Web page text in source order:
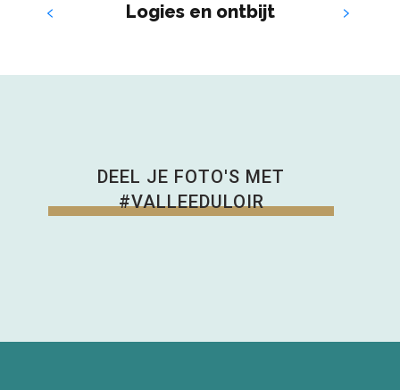
Logies en ontbijt
DEEL JE FOTO'S MET
#VALLEEDULOIR